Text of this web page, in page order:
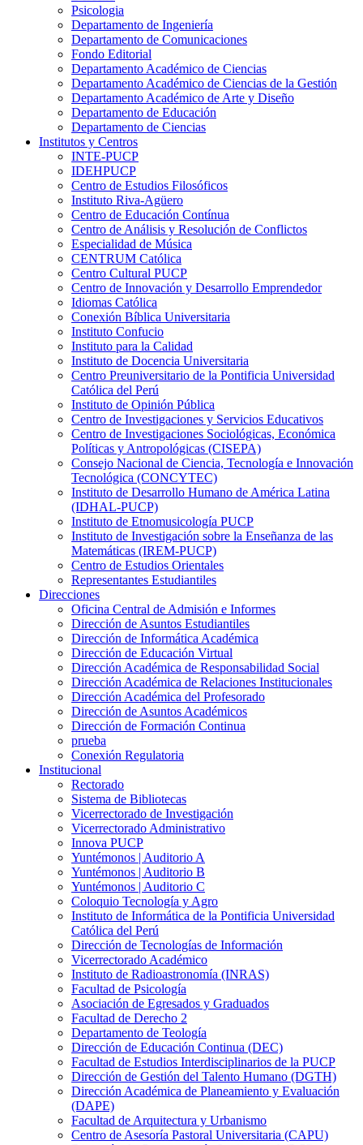
Psicologia
Departamento de Ingeniería
Departamento de Comunicaciones
Fondo Editorial
Departamento Académico de Ciencias
Departamento Académico de Ciencias de la Gestión
Departamento Académico de Arte y Diseño
Departamento de Educación
Departamento de Ciencias
Institutos y Centros
INTE-PUCP
IDEHPUCP
Centro de Estudios Filosóficos
Instituto Riva-Agüero
Centro de Educación Contínua
Centro de Análisis y Resolución de Conflictos
Especialidad de Música
CENTRUM Católica
Centro Cultural PUCP
Centro de Innovación y Desarrollo Emprendedor
Idiomas Católica
Conexión Bíblica Universitaria
Instituto Confucio
Instituto para la Calidad
Instituto de Docencia Universitaria
Centro Preuniversitario de la Pontificia Universidad
Católica del Perú
Instituto de Opinión Pública
Centro de Investigaciones y Servicios Educativos
Centro de Investigaciones Sociológicas, Económica
Políticas y Antropológicas (CISEPA)
Consejo Nacional de Ciencia, Tecnología e Innovación
Tecnológica (CONCYTEC)
Instituto de Desarrollo Humano de América Latina
(IDHAL-PUCP)
Instituto de Etnomusicología PUCP
Instituto de Investigación sobre la Enseñanza de las
Matemáticas (IREM-PUCP)
Centro de Estudios Orientales
Representantes Estudiantiles
Direcciones
Oficina Central de Admisión e Informes
Dirección de Asuntos Estudiantiles
Dirección de Informática Académica
Dirección de Educación Virtual
Dirección Académica de Responsabilidad Social
Dirección Académica de Relaciones Institucionales
Dirección Académica del Profesorado
Dirección de Asuntos Académicos
Dirección de Formación Continua
prueba
Conexión Regulatoria
Institucional
Rectorado
Sistema de Bibliotecas
Vicerrectorado de Investigación
Vicerrectorado Administrativo
Innova PUCP
Yuntémonos | Auditorio A
Yuntémonos | Auditorio B
Yuntémonos | Auditorio C
Coloquio Tecnología y Agro
Instituto de Informática de la Pontificia Universidad
Católica del Perú
Dirección de Tecnologías de Información
Vicerrectorado Académico
Instituto de Radioastronomía (INRAS)
Facultad de Psicología
Asociación de Egresados y Graduados
Facultad de Derecho 2
Departamento de Teología
Dirección de Educación Continua (DEC)
Facultad de Estudios Interdisciplinarios de la PUCP
Dirección de Gestión del Talento Humano (DGTH)
Dirección Académica de Planeamiento y Evaluación
(DAPE)
Facultad de Arquitectura y Urbanismo
Centro de Asesoría Pastoral Universitaria (CAPU)